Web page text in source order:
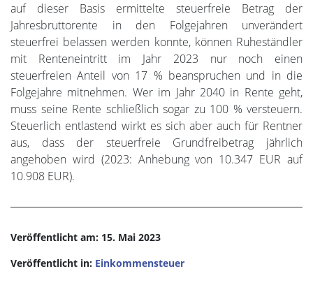
auf dieser Basis ermittelte steuerfreie Betrag der
Jahresbruttorente in den Folgejahren unverändert
steuerfrei belassen werden konnte, können Ruheständler
mit Renteneintritt im Jahr 2023 nur noch einen
steuerfreien Anteil von 17 % beanspruchen und in die
Folgejahre mitnehmen. Wer im Jahr 2040 in Rente geht,
muss seine Rente schließlich sogar zu 100 % versteuern.
Steuerlich entlastend wirkt es sich aber auch für Rentner
aus, dass der steuerfreie Grundfreibetrag jährlich
angehoben wird (2023: Anhebung von 10.347 EUR auf
10.908 EUR).
Veröffentlicht am: 15. Mai 2023
Veröffentlicht in: Einkommensteuer